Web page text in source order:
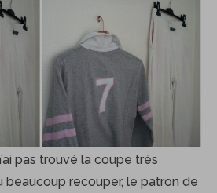
pas trouvé la coupe très
beaucoup recouper, le patron de